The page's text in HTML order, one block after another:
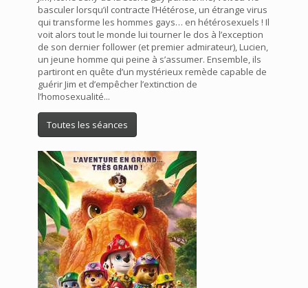
basculer lorsqu’il contracte l’Hétérose, un étrange virus
qui transforme les hommes gays… en hétérosexuels ! Il
voit alors tout le monde lui tourner le dos à l’exception
de son dernier follower (et premier admirateur), Lucien,
un jeune homme qui peine à s’assumer. Ensemble, ils
partiront en quête d’un mystérieux remède capable de
guérir Jim et d’empêcher l’extinction de
l’homosexualité...
Toutes les séances